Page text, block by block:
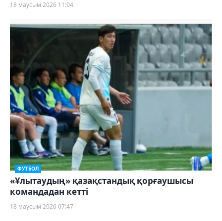
18 маусым 2026 11:04
ФУТБОЛ
«Ұлытаудың» қазақстандық қорғаушысы
командадан кетті
18 маусым 2026 07:47